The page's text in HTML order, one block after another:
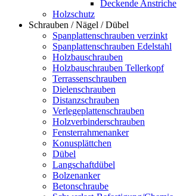
Deckende Anstriche
Holzschutz
Schrauben / Nägel / Dübel
Spanplattenschrauben verzinkt
Spanplattenschrauben Edelstahl
Holzbauschrauben
Holzbauschrauben Tellerkopf
Terrassenschrauben
Dielenschrauben
Distanzschrauben
Verlegeplattenschrauben
Holzverbinderschrauben
Fensterrahmenanker
Konusplättchen
Dübel
Langschaftdübel
Bolzenanker
Betonschraube